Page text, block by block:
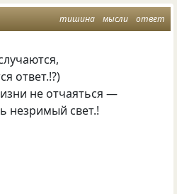
тишина мысли ответ
ответ.!?)
не отчаяться —
незримый свет.!